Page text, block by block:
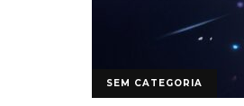
SEM CATEGORIA